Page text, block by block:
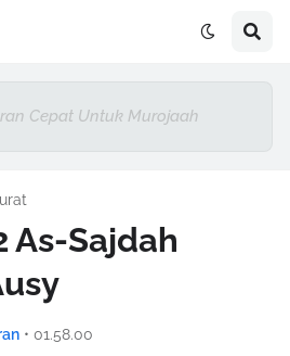
Cepat Untuk Murojaah
As-Sajdah
• 01.58.00